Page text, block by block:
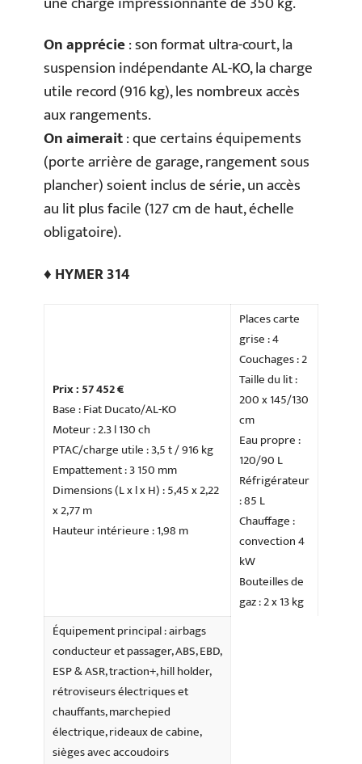
On apprécie: son format ultra-court, la
suspension indépendante AL-KO, la charge
utile record (916 kg), les nombreux accès
aux rangements.
On aimerait: que certains équipements
(porte arrière de garage, rangement sous
plancher) soient inclus de série, un accès
au lit plus facile (127 cm de haut, échelle
obligatoire).
♦ HYMER 314
Prix : 57 452 €
Base : Fiat Ducato/AL-KO
Moteur : 2.3 l 130 ch
PTAC/charge utile : 3,5 t / 916 kg
Empattement : 3 150 mm
Dimensions (L x l x H) : 5,45 x 2,22
x 2,77 m
Hauteur intérieure : 1,98 m
Places carte
grise : 4
Couchages : 2
Taille du lit :
200 x 145/130
cm
Eau propre :
120/90 L
Réfrigérateur
: 85 L
Chauffage :
convection 4
kW
Bouteilles de
gaz : 2 x 13 kg
Équipement principal : airbags
conducteur et passager, ABS, EBD,
ESP & ASR, traction+, hill holder,
rétroviseurs électriques et
chauffants, marchepied
électrique, rideaux de cabine,
sièges avec accoudoirs